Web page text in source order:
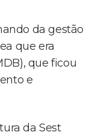
da gestão
que era
que ficou
e
da Sest